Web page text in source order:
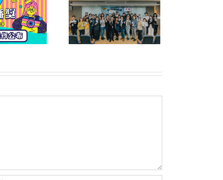
公益傳播獎頒獎典
暨午宴圓滿落幕